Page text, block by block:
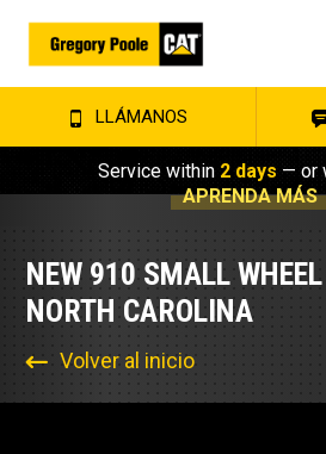
LLÁMANOS
Service within 2 days — or
APRENDA MÁS
NEW 910 SMALL
NORTH CAROLINA
Volver al inicio